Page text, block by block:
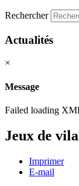
Rechercher
Actualités
×
Message
Failed loading
Jeux de
Imprimer
E-mail